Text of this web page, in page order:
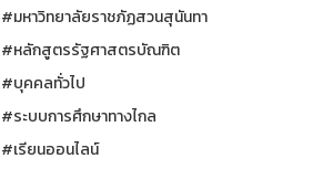
#มหาวิทยาลัยราชภัฏสวนสุนันทา
#หลักสูตรรัฐศาสตรบัณฑิต
#บุคคลทั่วไป
#ระบบการศึกษาทางไกล
#เรียนออนไลน์